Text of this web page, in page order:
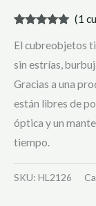
out of 5
customer
(1
El cubreobjetos
sin estrías,
Gracias a una
están libres de
óptica y un
tiempo.
SKU: HL2126